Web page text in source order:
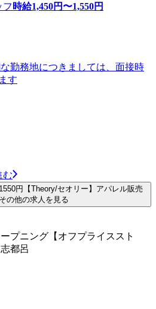
フ 時給1,450円〜1,550円
勤務地につきましては、面接時
す
む
円【Theory/セオリー】アパレル販売
の他の求人を見る
プニング【オフプライススト
都呂